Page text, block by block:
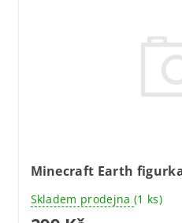
Minecraft Earth
Skladem prodejna (1 ks)